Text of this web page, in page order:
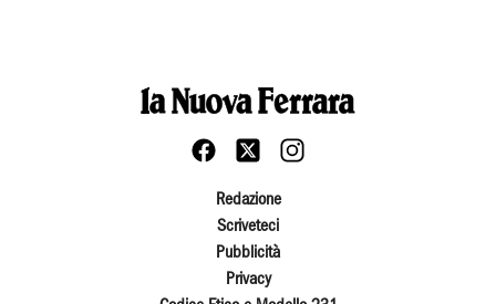
Redazione
Scriveteci
Pubblicità
Privacy